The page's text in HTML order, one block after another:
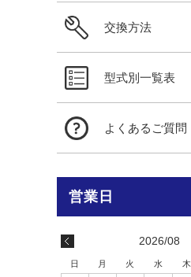
交換方法
型式別一覧表
よくあるご質問
2026/08
日 月 火 水 木